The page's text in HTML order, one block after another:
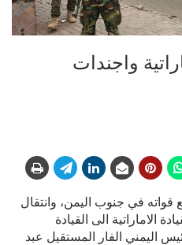
واجندات
في جنوب اليمن، وانتقال
الاماراتية الى القيادة
اليمني الفار المستقيل عبد